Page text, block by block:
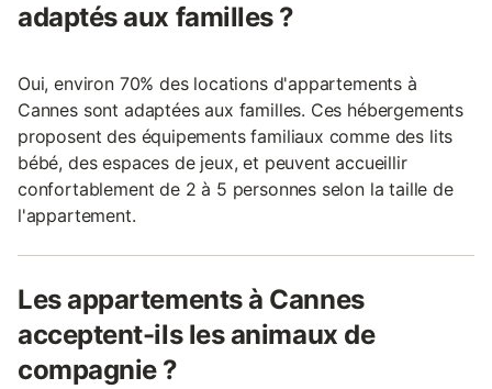
adaptés aux familles ?
Oui, environ 70% des locations d'appartements à
Cannes sont adaptées aux familles. Ces hébergements
proposent des équipements familiaux comme des lits
bébé, des espaces de jeux, et peuvent accueillir
confortablement de 2 à 5 personnes selon la taille de
l'appartement.
Les appartements à Cannes
acceptent-ils les animaux de
compagnie ?